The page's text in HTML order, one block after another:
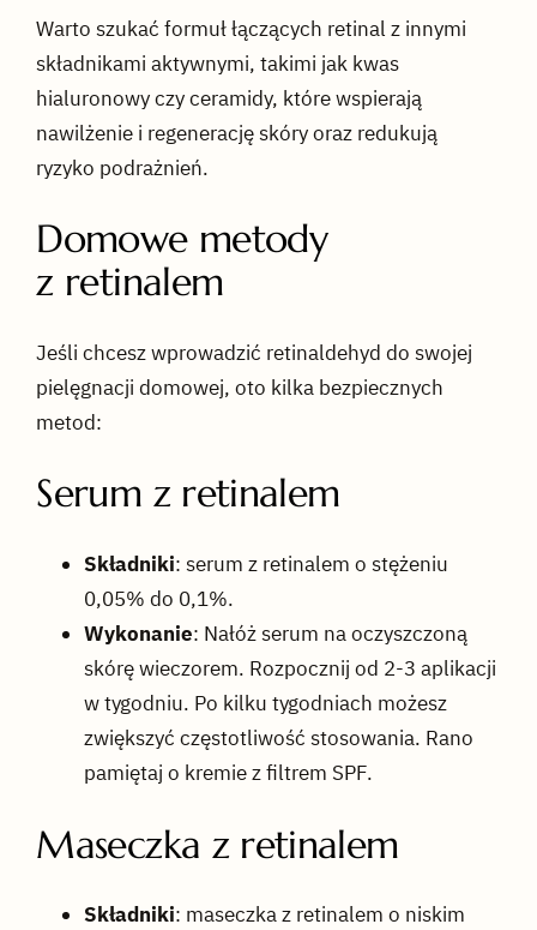
Warto szukać formuł łączących retinal z innymi
składnikami aktywnymi, takimi jak kwas
hialuronowy czy ceramidy, które wspierają
nawilżenie i regenerację skóry oraz redukują
ryzyko podrażnień.
Domowe metody
z retinalem
Jeśli chcesz wprowadzić retinaldehyd do swojej
pielęgnacji domowej, oto kilka bezpiecznych
metod:
Serum z retinalem
Składniki: serum z retinalem o stężeniu
0,05% do 0,1%.
Wykonanie: Nałóż serum na oczyszczoną
skórę wieczorem. Rozpocznij od 2-3 aplikacji
w tygodniu. Po kilku tygodniach możesz
zwiększyć częstotliwość stosowania. Rano
pamiętaj o kremie z filtrem SPF.
Maseczka z retinalem
Składniki: maseczka z retinalem o niskim